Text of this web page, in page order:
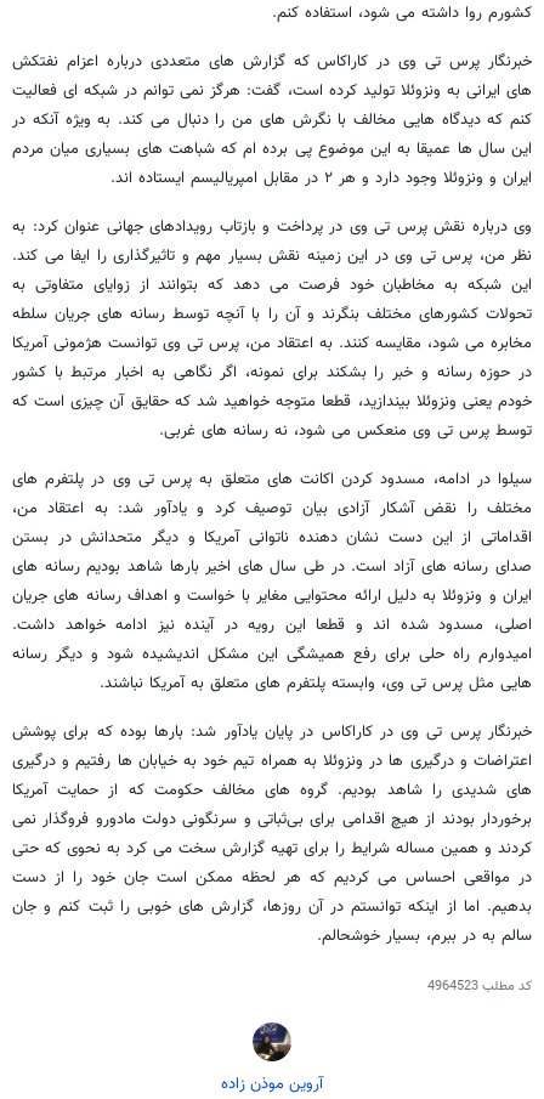
کشورم روا داشته می شود، استفاده کنم.
خبرنگار پرس تی وی در کاراکاس که گزارش های متعددی درباره اعزام نفتکش
های ایرانی به ونزوئلا تولید کرده است، گفت: هرگز نمی توانم در شبکه ای فعالیت
کنم که دیدگاه هایی مخالف با نگرش های من را دنبال می کند. به ویژه آنکه در
این سال ها عمیقا به این موضوع پی برده ام که شباهت های بسیاری میان مردم
ایران و ونزوئلا وجود دارد و هر ۲ در مقابل امپریالیسم ایستاده اند.
وی درباره نقش پرس تی وی در پرداخت و بازتاب رویدادهای جهانی عنوان کرد: به
نظر من، پرس تی وی در این زمینه نقش بسیار مهم و تاثیرگذاری را ایفا می کند.
این شبکه به مخاطبان خود فرصت می دهد که بتوانند از زوایای متفاوتی به
تحولات کشورهای مختلف بنگرند و آن را با آنچه توسط رسانه های جریان سلطه
مخابره می شود، مقایسه کنند. به اعتقاد من، پرس تی وی توانست هژمونی آمریکا
در حوزه رسانه و خبر را بشکند برای نمونه، اگر نگاهی به اخبار مرتبط با کشور
خودم یعنی ونزوئلا بیندازید، قطعا متوجه خواهید شد که حقایق آن چیزی است که
توسط پرس تی وی منعکس می شود، نه رسانه های غربی.
سیلوا در ادامه، مسدود کردن اکانت های متعلق به پرس تی وی در پلتفرم های
مختلف را نقض آشکار آزادی بیان توصیف کرد و یادآور شد: به اعتقاد من،
اقداماتی از این دست نشان دهنده ناتوانی آمریکا و دیگر متحدانش در بستن
صدای رسانه های آزاد است. در طی سال های اخیر بارها شاهد بودیم رسانه های
ایران و ونزوئلا به دلیل ارائه محتوایی مغایر با خواست و اهداف رسانه های جریان
اصلی، مسدود شده اند و قطعا این رویه در آینده نیز ادامه خواهد داشت.
امیدوارم راه حلی برای رفع همیشگی این مشکل اندیشیده شود و دیگر رسانه
هایی مثل پرس تی وی، وابسته پلتفرم های متعلق به آمریکا نباشند.
خبرنگار پرس تی وی در کاراکاس در پایان یادآور شد: بارها بوده که برای پوشش
اعتراضات و درگیری ها در ونزوئلا به همراه تیم خود به خیابان ها رفتیم و درگیری
های شدیدی را شاهد بودیم. گروه های مخالف حکومت که از حمایت آمریکا
برخوردار بودند از هیچ اقدامی برای بی‌ثباتی و سرنگونی دولت مادورو فروگذار نمی
کردند و همین مساله شرایط را برای تهیه گزارش سخت می کرد به نحوی که حتی
در مواقعی احساس می کردیم که هر لحظه ممکن است جان خود را از دست
بدهیم. اما از اینکه توانستم در آن روزها، گزارش های خوبی را ثبت کنم و جان
سالم به در ببرم، بسیار خوشحالم.
کد مطلب4964523
آروین موذن زاده